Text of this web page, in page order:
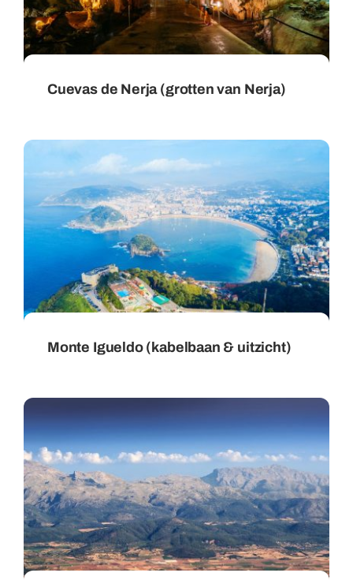
Cuevas de Nerja (grotten van Nerja)
Monte Igueldo (kabelbaan & uitzicht)